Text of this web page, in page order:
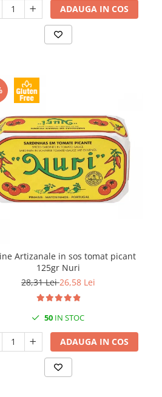
ADAUGA IN COS
Artizanale in sos tomat picant
125gr Nuri
28,31 Lei26,58 Lei
50 IN STOC
ADAUGA IN COS